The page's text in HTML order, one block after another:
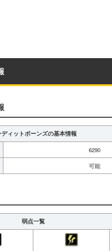
ィットボーンズの基本情報
6290
可能
弱点一覧